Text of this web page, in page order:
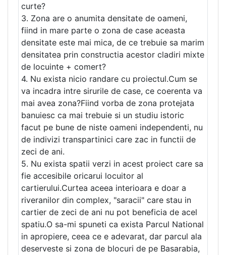
curte?
3. Zona are o anumita densitate de oameni,
fiind in mare parte o zona de case aceasta
densitate este mai mica, de ce trebuie sa marim
densitatea prin constructia acestor cladiri mixte
de locuinte + comert?
4. Nu exista nicio randare cu proiectul.Cum se
va incadra intre sirurile de case, ce coerenta va
mai avea zona?Fiind vorba de zona protejata
banuiesc ca mai trebuie si un studiu istoric
facut pe bune de niste oameni independenti, nu
de indivizi transpartinici care zac in functii de
zeci de ani.
5. Nu exista spatii verzi in acest proiect care sa
fie accesibile oricarui locuitor al
cartierului.Curtea aceea interioara e doar a
riveranilor din complex, "saracii" care stau in
cartier de zeci de ani nu pot beneficia de acel
spatiu.O sa-mi spuneti ca exista Parcul National
in apropiere, ceea ce e adevarat, dar parcul ala
deserveste si zona de blocuri de pe Basarabia,